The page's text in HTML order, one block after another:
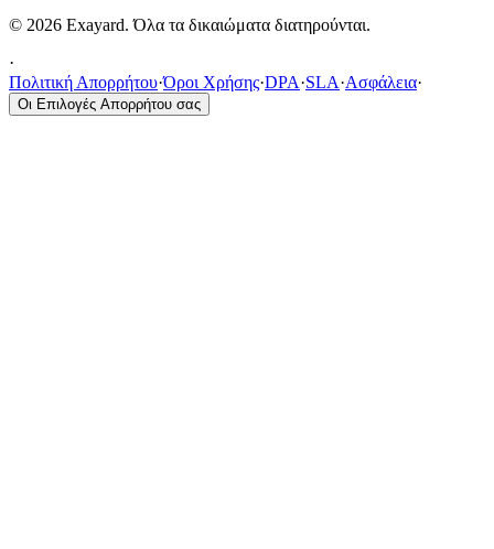
© 2026 Exayard. Όλα τα δικαιώματα διατηρούνται.
·
Πολιτική Απορρήτου·Όροι Χρήσης·DPA·SLA·Ασφάλεια·
Οι Επιλογές Απορρήτου σας